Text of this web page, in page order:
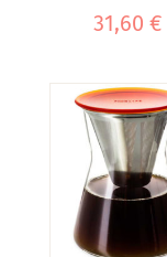
31,60 €